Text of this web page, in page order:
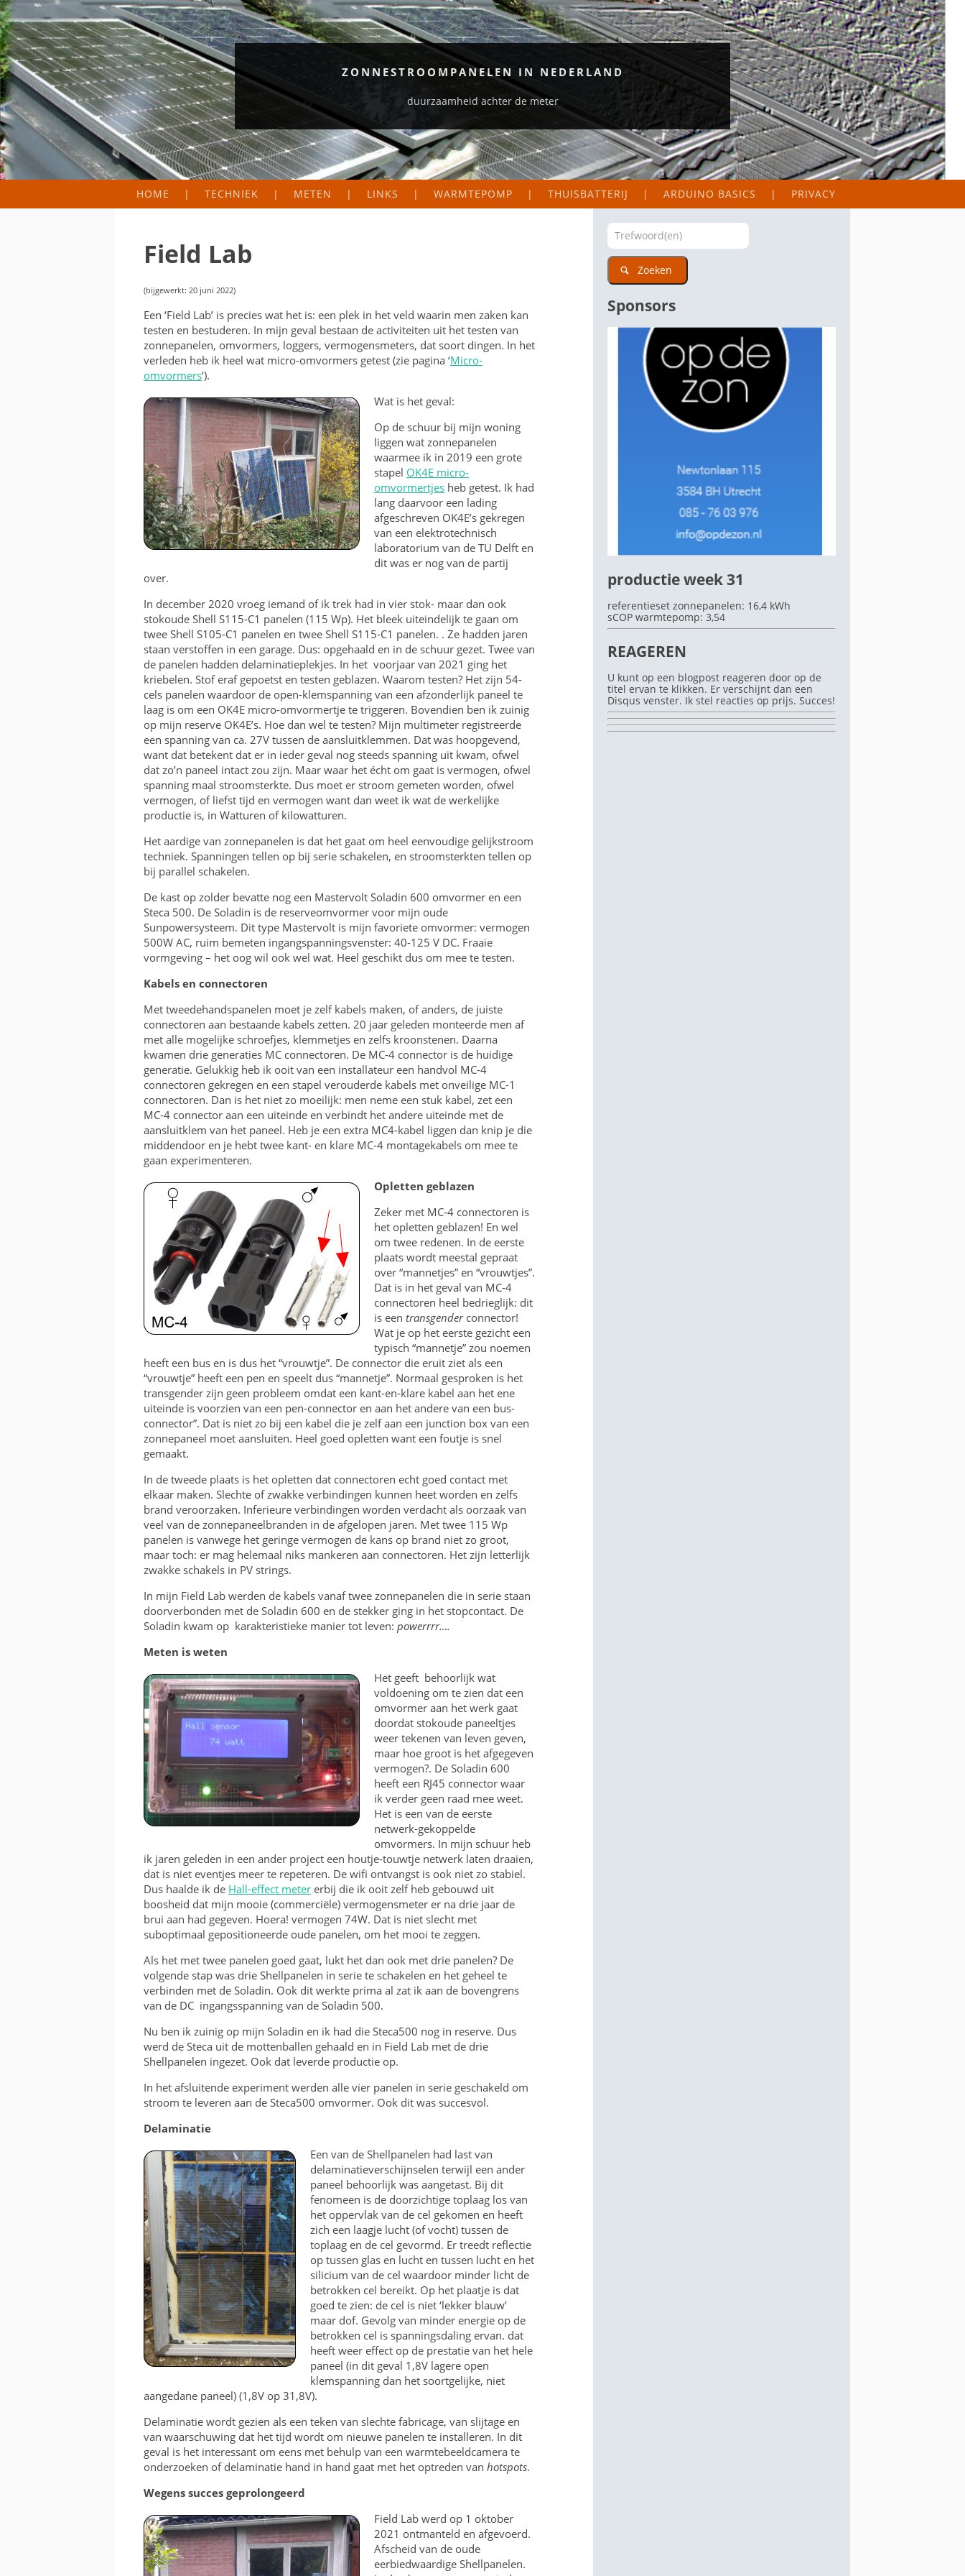
ZONNESTROOMPANELEN IN NEDERLAND
duurzaamheid achter de meter
HOME
TECHNIEK
FIELD LAB
KOSTEN EN BATEN
FRAME OF BAK
RICHTING EN INVALSHOEK
TWEEDEHANDS
VERGUNNING
METEN
METERS EN LOGGERS
LINKS
ORGANISATIES
WARMTEPOMP THUISBATTERIJ ARDUINO BASICS PRIVACY
Field Lab
(bijgewerkt: 20 juni 2022)
Een ‘Field Lab’ is precies wat het is: een plek in het veld waarin men zaken kan
testen en bestuderen. In mijn geval bestaan de activiteiten uit het testen van
zonnepanelen, omvormers, loggers, vermogensmeters, dat soort dingen. In het
verleden heb ik heel wat micro-omvormers getest (zie pagina ‘Micro-
omvormers‘).
Wat is het geval:
Op de schuur bij mijn woning
liggen wat zonnepanelen
waarmee ik in 2019 een grote
stapel OK4E micro-
omvormertjes heb getest. Ik had
lang daarvoor een lading
afgeschreven OK4E’s gekregen
van een elektrotechnisch
laboratorium van de TU Delft en
dit was er nog van de partij
over.
In december 2020 vroeg iemand of ik trek had in vier stok- maar dan ook
stokoude Shell S115-C1 panelen (115 Wp). Het bleek uiteindelijk te gaan om
twee Shell S105-C1 panelen en twee Shell S115-C1 panelen. . Ze hadden jaren
staan verstoffen in een garage. Dus: opgehaald en in de schuur gezet. Twee van
de panelen hadden delaminatieplekjes. In het voorjaar van 2021 ging het
kriebelen. Stof eraf gepoetst en testen geblazen. Waarom testen? Het zijn 54-
cels panelen waardoor de open-klemspanning van een afzonderlijk paneel te
laag is om een OK4E micro-omvormertje te triggeren. Bovendien ben ik zuinig
op mijn reserve OK4E’s. Hoe dan wel te testen? Mijn multimeter registreerde
een spanning van ca. 27V tussen de aansluitklemmen. Dat was hoopgevend,
want dat betekent dat er in ieder geval nog steeds spanning uit kwam, ofwel
dat zo’n paneel intact zou zijn. Maar waar het écht om gaat is vermogen, ofwel
spanning maal stroomsterkte. Dus moet er stroom gemeten worden, ofwel
vermogen, of liefst tijd en vermogen want dan weet ik wat de werkelijke
productie is, in Watturen of kilowatturen.
Het aardige van zonnepanelen is dat het gaat om heel eenvoudige gelijkstroom
techniek. Spanningen tellen op bij serie schakelen, en stroomsterkten tellen op
bij parallel schakelen.
De kast op zolder bevatte nog een Mastervolt Soladin 600 omvormer en een
Steca 500. De Soladin is de reserveomvormer voor mijn oude
Sunpowersysteem. Dit type Mastervolt is mijn favoriete omvormer: vermogen
500W AC, ruim bemeten ingangspanningsvenster: 40-125 V DC. Fraaie
vormgeving – het oog wil ook wel wat. Heel geschikt dus om mee te testen.
Kabels en connectoren
Met tweedehandspanelen moet je zelf kabels maken, of anders, de juiste
connectoren aan bestaande kabels zetten. 20 jaar geleden monteerde men af
met alle mogelijke schroefjes, klemmetjes en zelfs kroonstenen. Daarna
kwamen drie generaties MC connectoren. De MC-4 connector is de huidige
generatie. Gelukkig heb ik ooit van een installateur een handvol MC-4
connectoren gekregen en een stapel verouderde kabels met onveilige MC-1
connectoren. Dan is het niet zo moeilijk: men neme een stuk kabel, zet een
MC-4 connector aan een uiteinde en verbindt het andere uiteinde met de
aansluitklem van het paneel. Heb je een extra MC4-kabel liggen dan knip je die
middendoor en je hebt twee kant- en klare MC-4 montagekabels om mee te
gaan experimenteren.
Opletten geblazen
Zeker met MC-4 connectoren is
het opletten geblazen! En wel
om twee redenen. In de eerste
plaats wordt meestal gepraat
over “mannetjes” en “vrouwtjes”.
Dat is in het geval van MC-4
connectoren heel bedrieglijk: dit
is een transgenderconnector!
Wat je op het eerste gezicht een
typisch “mannetje” zou noemen
heeft een bus en is dus het “vrouwtje”. De connector die eruit ziet als een
“vrouwtje” heeft een pen en speelt dus “mannetje”. Normaal gesproken is het
transgender zijn geen probleem omdat een kant-en-klare kabel aan het ene
uiteinde is voorzien van een pen-connector en aan het andere van een bus-
connector”. Dat is niet zo bij een kabel die je zelf aan een junction box van een
zonnepaneel moet aansluiten. Heel goed opletten want een foutje is snel
gemaakt.
In de tweede plaats is het opletten dat connectoren echt goed contact met
elkaar maken. Slechte of zwakke verbindingen kunnen heet worden en zelfs
brand veroorzaken. Inferieure verbindingen worden verdacht als oorzaak van
veel van de zonnepaneelbranden in de afgelopen jaren. Met twee 115 Wp
panelen is vanwege het geringe vermogen de kans op brand niet zo groot,
maar toch: er mag helemaal niks mankeren aan connectoren. Het zijn letterlijk
zwakke schakels in PV strings.
In mijn Field Lab werden de kabels vanaf twee zonnepanelen die in serie staan
doorverbonden met de Soladin 600 en de stekker ging in het stopcontact. De
Soladin kwam op karakteristieke manier tot leven: powerrrr….
Meten is weten
Het geeft behoorlijk wat
voldoening om te zien dat een
omvormer aan het werk gaat
doordat stokoude paneeltjes
weer tekenen van leven geven,
maar hoe groot is het afgegeven
vermogen?. De Soladin 600
heeft een RJ45 connector waar
ik verder geen raad mee weet.
Het is een van de eerste
netwerk-gekoppelde
omvormers. In mijn schuur heb
ik jaren geleden in een ander project een houtje-touwtje netwerk laten draaien,
dat is niet eventjes meer te repeteren. De wifi ontvangst is ook niet zo stabiel.
Dus haalde ik de Hall-effect meter erbij die ik ooit zelf heb gebouwd uit
boosheid dat mijn mooie (commerciële) vermogensmeter er na drie jaar de
brui aan had gegeven. Hoera! vermogen 74W. Dat is niet slecht met
suboptimaal gepositioneerde oude panelen, om het mooi te zeggen.
Als het met twee panelen goed gaat, lukt het dan ook met drie panelen? De
volgende stap was drie Shellpanelen in serie te schakelen en het geheel te
verbinden met de Soladin. Ook dit werkte prima al zat ik aan de bovengrens
van de DC ingangsspanning van de Soladin 500.
Nu ben ik zuinig op mijn Soladin en ik had die Steca500 nog in reserve. Dus
werd de Steca uit de mottenballen gehaald en in Field Lab met de drie
Shellpanelen ingezet. Ook dat leverde productie op.
In het afsluitende experiment werden alle vier panelen in serie geschakeld om
stroom te leveren aan de Steca500 omvormer. Ook dit was succesvol.
Delaminatie
Een van de Shellpanelen had last van
delaminatieverschijnselen terwijl een ander
paneel behoorlijk was aangetast. Bij dit
fenomeen is de doorzichtige toplaag los van
het oppervlak van de cel gekomen en heeft
zich een laagje lucht (of vocht) tussen de
toplaag en de cel gevormd. Er treedt reflectie
op tussen glas en lucht en tussen lucht en het
silicium van de cel waardoor minder licht de
betrokken cel bereikt. Op het plaatje is dat
goed te zien: de cel is niet ‘lekker blauw’
maar dof. Gevolg van minder energie op de
betrokken cel is spanningsdaling ervan. dat
heeft weer effect op de prestatie van het hele
paneel (in dit geval 1,8V lagere open
klemspanning dan het soortgelijke, niet
aangedane paneel) (1,8V op 31,8V).
Delaminatie wordt gezien als een teken van slechte fabricage, van slijtage en
van waarschuwing dat het tijd wordt om nieuwe panelen te installeren. In dit
geval is het interessant om eens met behulp van een warmtebeeldcamera te
onderzoeken of delaminatie hand in hand gaat met het optreden van hotspots.
Wegens succes geprolongeerd
Field Lab werd op 1 oktober
2021 ontmanteld en afgevoerd.
Afscheid van de oude
eerbiedwaardige Shellpanelen.
Zoeken
Sponsors
productie week 31
referentieset zonnepanelen: 16,4 kWh
sCOP warmtepomp: 3,54
REAGEREN
U kunt op een blogpost reageren door op de
titel ervan te klikken. Er verschijnt dan een
Disqus venster. Ik stel reacties op prijs. Succes!